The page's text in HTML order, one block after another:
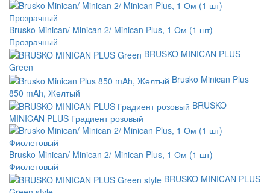
Brusko Minican/ Minican 2/ Minican Plus, 1 Ом (1 шт)
Прозрачный
BRUSKO MINICAN PLUS
Green
Brusko Minican Plus
850 mAh, Желтый
BRUSKO
MINICAN PLUS Градиент розовый
Brusko Minican/ Minican 2/ Minican Plus, 1 Ом (1 шт)
Фиолетовый
BRUSKO MINICAN PLUS